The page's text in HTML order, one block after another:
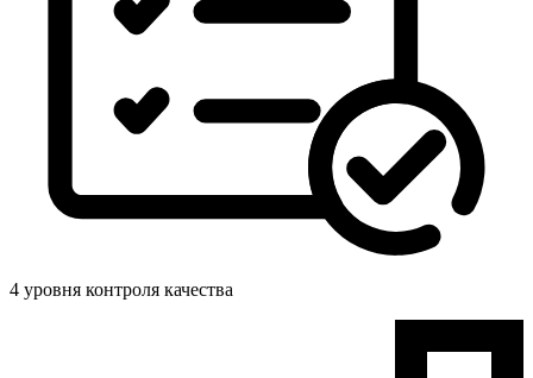
4 уровня контроля качества